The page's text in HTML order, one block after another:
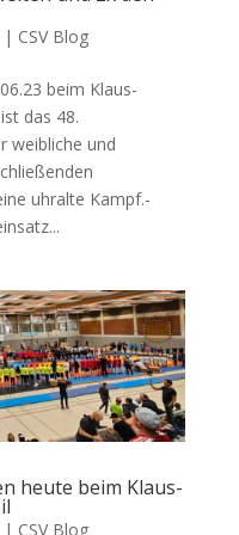
| CSV Blog
beim Klaus-
das 48.
weibliche und
uhralte Kampf.-
heute beim Klaus-
| CSV Blog